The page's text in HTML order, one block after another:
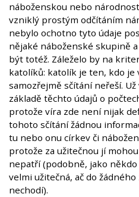
náboženskou nebo
vzniklý prostým odčítáním
nebylo ochotno tyto údaje
nějaké náboženské skupině
být totéž. Záleželo by na
katolíků: katolík je ten, kdo
samozřejmě sčítání neřeší.
základě těchto údajů o
protože víra zde není nijak
tohoto sčítání žádnou
tu nebo onu církev či
protože za užitečnou jí
nepatří (podobně, jako někdo
velmi užitečná, ač do
nechodí).